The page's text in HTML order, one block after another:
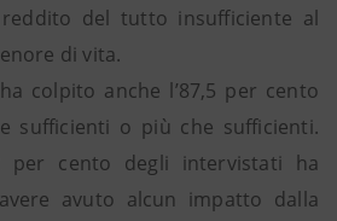
del tutto insufficiente al
di vita.
colpito anche l’87,5 per cento
sufficienti o più che sufficienti.
per cento degli intervistati ha
avuto alcun impatto dalla